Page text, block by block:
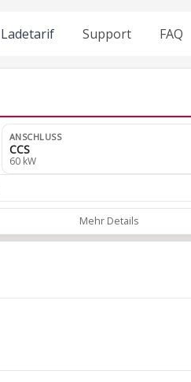
Ladetarif Support FAQ
ANSCHLUSS
CCS
60 kW
Mehr Details